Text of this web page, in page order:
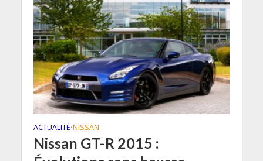
ACTUALITÉ•NISSAN
Nissan GT-R 2015 :